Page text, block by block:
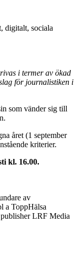
digitalt, sociala
i termer av ökad
för journalistiken i
som vänder sig till
året (1 september
kriterier.
kl. 16.00.
av
a ToppHälsa
LRF Media